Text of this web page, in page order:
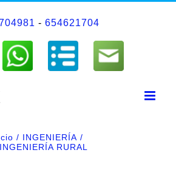
- 654621704
INGENIERÍA
RURAL